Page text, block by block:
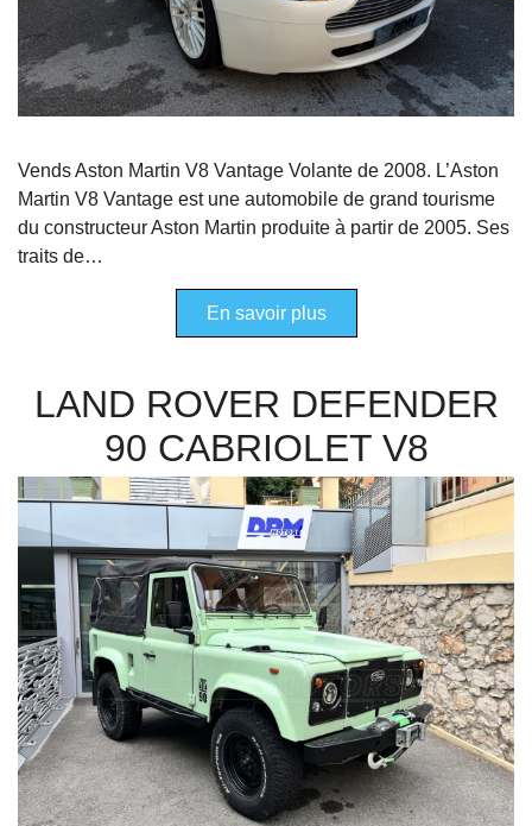
Vends Aston Martin V8 Vantage Volante de 2008. L’Aston
Martin V8 Vantage est une automobile de grand tourisme
du constructeur Aston Martin produite à partir de 2005. Ses
traits de…
En savoir plus
LAND ROVER DEFENDER
90 CABRIOLET V8